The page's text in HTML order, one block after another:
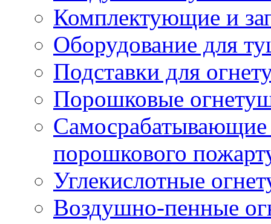
Комплектующие и
Оборудование для
Подставки для
Порошковые
порошкового
Углекислотные
Воздушно-пенные